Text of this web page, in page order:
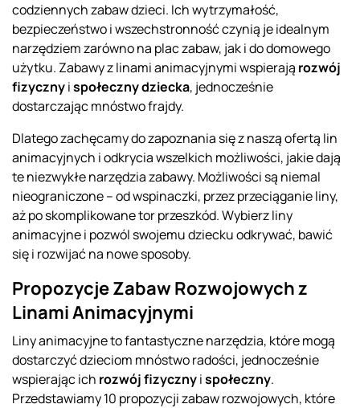
codziennych zabaw dzieci. Ich wytrzymałość,
bezpieczeństwo i wszechstronność czynią je idealnym
narzędziem zarówno na plac zabaw, jak i do domowego
użytku. Zabawy z linami animacyjnymi wspierają rozwój
fizycznyispołeczny dziecka, jednocześnie
dostarczając mnóstwo frajdy.
Dlatego zachęcamy do zapoznania się z naszą ofertą lin
animacyjnych i odkrycia wszelkich możliwości, jakie dają
te niezwykłe narzędzia zabawy. Możliwości są niemal
nieograniczone – od wspinaczki, przez przeciąganie liny,
aż po skomplikowane tor przeszkód. Wybierz liny
animacyjne i pozwól swojemu dziecku odkrywać, bawić
się i rozwijać na nowe sposoby.
Propozycje Zabaw Rozwojowych z
Linami Animacyjnymi
Liny animacyjne to fantastyczne narzędzia, które mogą
dostarczyć dzieciom mnóstwo radości, jednocześnie
wspierając ich rozwój fizycznyispołeczny.
Przedstawiamy 10 propozycji zabaw rozwojowych, które